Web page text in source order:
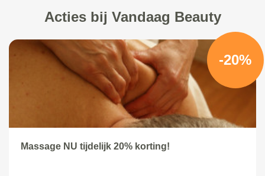
Acties bij Vandaag Beauty
-20%
Massage NU tijdelijk 20% korting!